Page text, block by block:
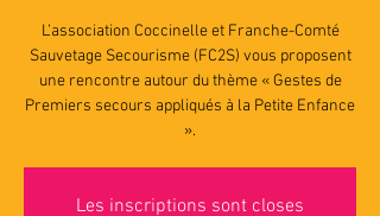
L’association Coccinelle et Franche-Comté
Sauvetage Secourisme (FC2S) vous proposent
une rencontre autour du thème « Gestes de
Premiers secours appliqués à la Petite Enfance
».
Les inscriptions sont closes